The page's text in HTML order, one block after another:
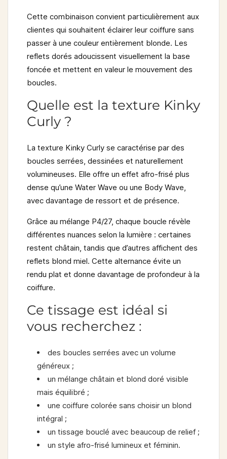
Cette combinaison convient particulièrement aux
clientes qui souhaitent éclairer leur coiffure sans
passer à une couleur entièrement blonde. Les
reflets dorés adoucissent visuellement la base
foncée et mettent en valeur le mouvement des
boucles.
Quelle est la texture Kinky
Curly ?
La texture Kinky Curly se caractérise par des
boucles serrées, dessinées et naturellement
volumineuses. Elle offre un effet afro-frisé plus
dense qu’une Water Wave ou une Body Wave,
avec davantage de ressort et de présence.
Grâce au mélange P4/27, chaque boucle révèle
différentes nuances selon la lumière : certaines
restent châtain, tandis que d’autres affichent des
reflets blond miel. Cette alternance évite un
rendu plat et donne davantage de profondeur à la
coiffure.
Ce tissage est idéal si
vous recherchez :
des boucles serrées avec un volume
généreux ;
un mélange châtain et blond doré visible
mais équilibré ;
une coiffure colorée sans choisir un blond
intégral ;
un tissage bouclé avec beaucoup de relief ;
un style afro-frisé lumineux et féminin.